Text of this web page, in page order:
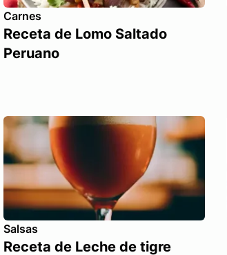
Carnes
Receta de Lomo Saltado
Peruano
Salsas
Receta de Leche de tigre